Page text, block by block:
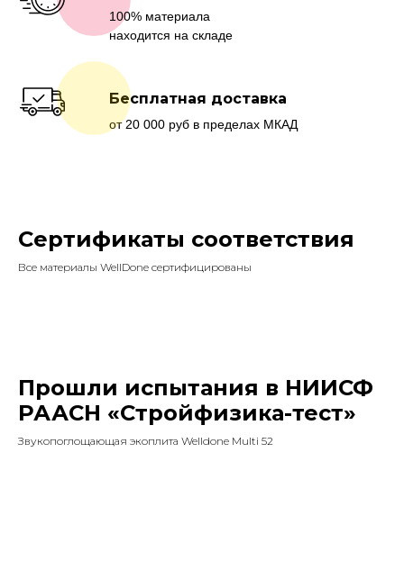
Бесплатная доставка
100% материала
находится на складе
от 20 000 руб в пределах МКАД
Сертификаты соответствия
Все материалы WellDone сертифицированы
Прошли испытания в НИИСФ
РААСН «Стройфизика-тест»
Звукопоглощающая экоплита Welldone Multi 52